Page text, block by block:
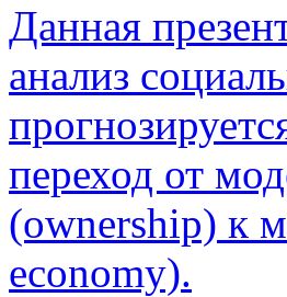
Данная
анализ
переход от
(ownership) к
economy).